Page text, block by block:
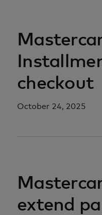
checkout
October 24, 2025
extend